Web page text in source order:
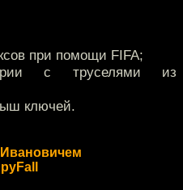
при помощи FIFA;
с труселями из
ключей.